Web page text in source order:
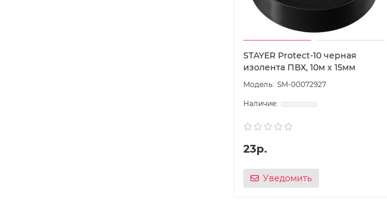
STAYER Protect-10 черная
изолента ПВХ, 10м х 15мм
SM-00072927
23р.
Уведомить